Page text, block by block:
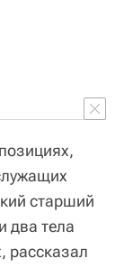
старший
два тела
рассказал